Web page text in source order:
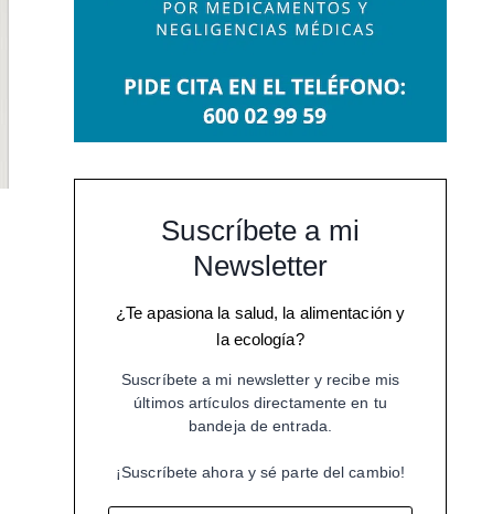
Suscríbete a mi
Newsletter
¿Te apasiona la salud, la alimentación y
la ecología?
Suscríbete a mi newsletter y recibe mis
últimos artículos directamente en tu
bandeja de entrada.
¡Suscríbete ahora y sé parte del cambio!